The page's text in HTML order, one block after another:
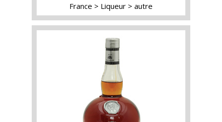
France Liqueur autre